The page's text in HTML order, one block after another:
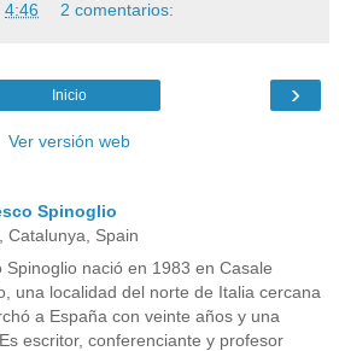
4:46 2 comentarios:
›
Inicio
Ver versión web
Spinoglio
Catalunya, Spain
Spinoglio nació en 1983 en Casale
una localidad del norte de Italia cercana
a España con veinte años y una
escritor, conferenciante y profesor